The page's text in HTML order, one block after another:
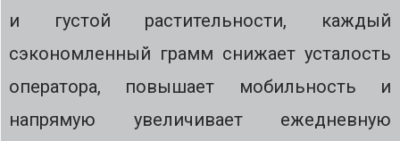
и густой растительности, каждый
сэкономленный грамм снижает усталость
оператора, повышает мобильность и
напрямую увеличивает ежедневную